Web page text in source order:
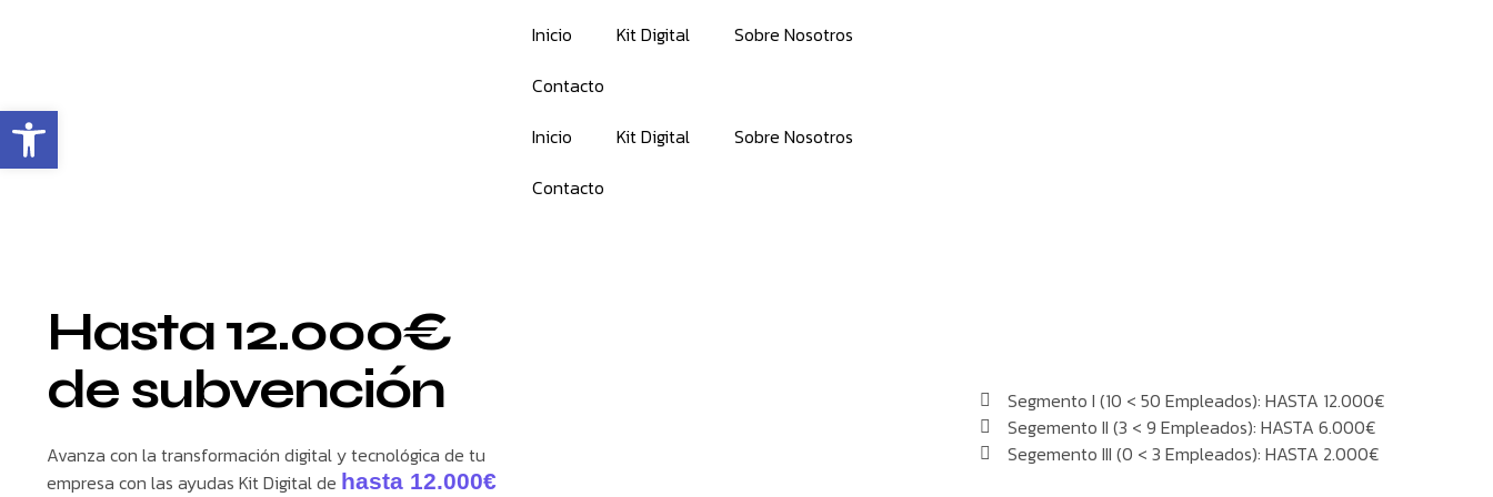
Inicio Kit Digital
Sobre Nosotros
Contacto
Inicio
Kit Digital
Sobre Nosotros
Contacto
Hasta 12.000€
de subvención
Avanza con la transformación digital y tecnológica de tu
empresa con las ayudas Kit Digital de hasta 12.000€
Segmento I (10 < 50 Empleados): HASTA 12.000€
Segemento II (3 < 9 Empleados): HASTA 6.000€
Segemento III (0 < 3 Empleados): HASTA 2.000€
Open toolbar